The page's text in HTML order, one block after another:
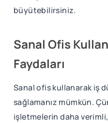
büyütebilirsiniz.
Sanal Ofis
Faydaları
Sanal ofis kullanarak iş
sağlamanız mümkün.
işletmelerin daha